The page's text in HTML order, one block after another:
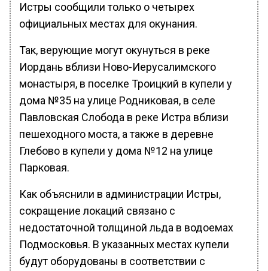
Истры сообщили только о четырех
официальных местах для окунания.
Так, верующие могут окунуться в реке
Иордань вблизи Ново-Иерусалимского
монастыря, в поселке Троицкий в купели у
дома №35 на улице Родниковая, в селе
Павловская Слобода в реке Истра вблизи
пешеходного моста, а также в деревне
Глебово в купели у дома №12 на улице
Парковая.
Как объяснили в администрации Истры,
сокращение локаций связано с
недостаточной толщиной льда в водоемах
Подмосковья. В указанных местах купели
будут оборудованы в соответствии с